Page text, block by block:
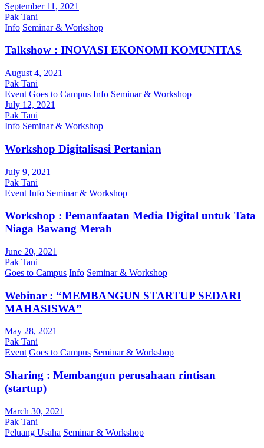
September 11, 2021
Pak Tani
Info Seminar & Workshop
Talkshow : INOVASI EKONOMI KOMUNITAS
August 4, 2021
Pak Tani
Event Goes to Campus Info Seminar & Workshop
July 12, 2021
Pak Tani
Info Seminar & Workshop
Workshop Digitalisasi Pertanian
July 9, 2021
Pak Tani
Event Info Seminar & Workshop
Workshop : Pemanfaatan Media Digital untuk Tata
Niaga Bawang Merah
June 20, 2021
Pak Tani
Goes to Campus Info Seminar & Workshop
Webinar : “MEMBANGUN STARTUP SEDARI
MAHASISWA”
May 28, 2021
Pak Tani
Event Goes to Campus Seminar & Workshop
Sharing : Membangun perusahaan rintisan
(startup)
March 30, 2021
Pak Tani
Peluang Usaha Seminar & Workshop